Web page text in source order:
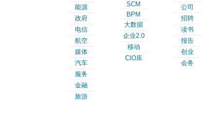
能源
政府
电信
航空
媒体
汽车
服务
金融
旅游
SCM
BPM
大数据
企业2.0
移动
CIO库
公司
招聘
读书
报告
创业
会务